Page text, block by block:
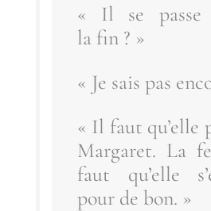
« Il se
la fin ? »
« Je sais pas
« Il faut qu’elle
Mar­ga­ret. La
faut qu’elle
pour de bon. »